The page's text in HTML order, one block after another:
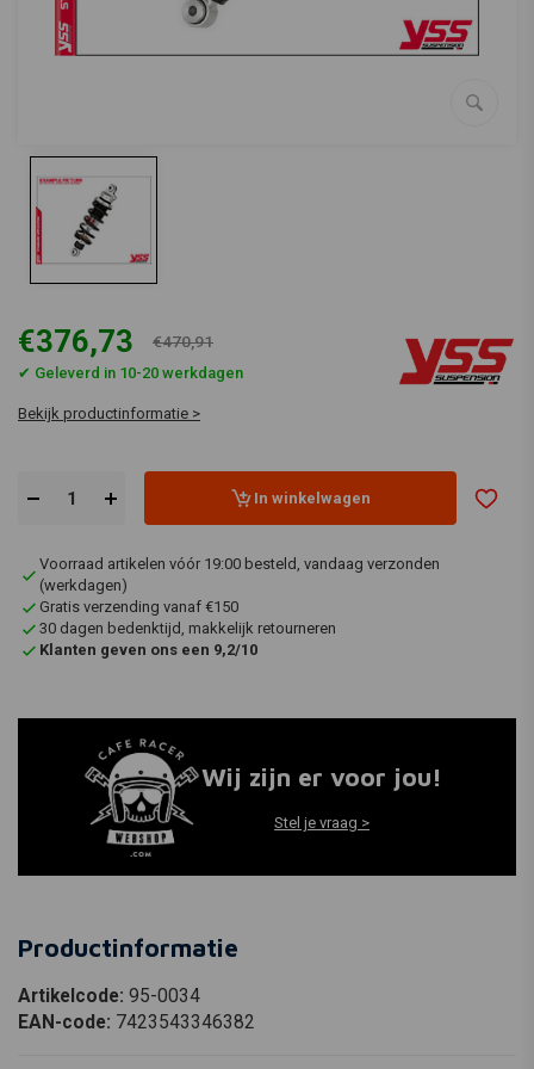
€376,73 €470,91
✔ Geleverd in 10-20 werkdagen
Bekijk productinformatie >
In winkelwagen
Voorraad artikelen vóór 19:00 besteld, vandaag verzonden
(werkdagen)
Gratis verzending vanaf €150
30 dagen bedenktijd, makkelijk retourneren
Klanten geven ons een 9,2/10
Wij zijn er voor jou!
Stel je vraag >
Productinformatie
Artikelcode: 95-0034
EAN-code: 7423543346382